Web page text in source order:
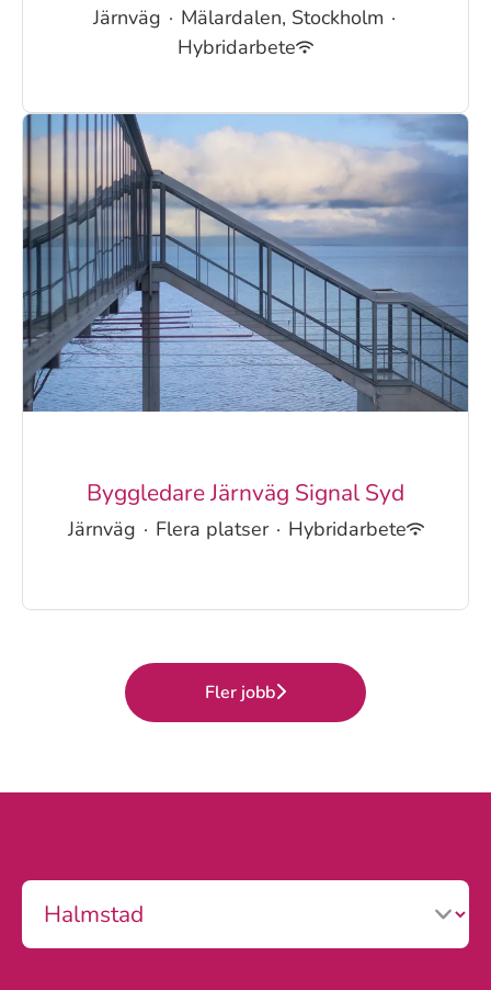
Järnväg · Mälardalen, Stockholm ·
Hybridarbete
Byggledare Järnväg Signal Syd
Järnväg · Flera platser · Hybridarbete
Fler jobb